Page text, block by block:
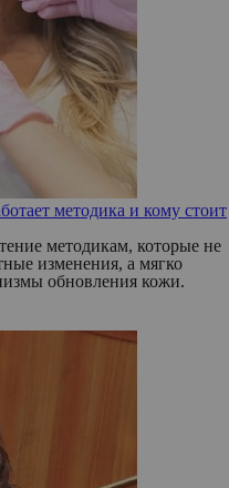
методика и кому стоит
методикам, которые не
изменения, а мягко
обновления кожи.